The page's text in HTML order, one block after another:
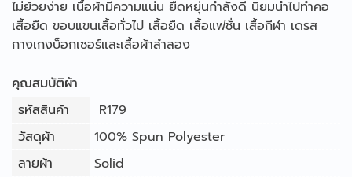
ไม่ย้วยง่าย เนื้อผ้ามีความแน่น ยืดหยุ่นกำลังดี นิยมนำไปทำคอ
เสื้อยืด ขอบแขนเสื้อทั่วไป เสื้อยืด เสื้อแฟชั่น เสื้อกีฬา เดรส
กางเกงบ็อกเซอร์และเสื้อผ้าลำลอง
คุณสมบัติผ้า
รหัสสินค้า
R179
วัสดุผ้า
100% Spun Polyester
ลายผ้า
Solid